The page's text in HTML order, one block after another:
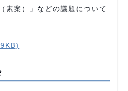
素案）」などの議題について